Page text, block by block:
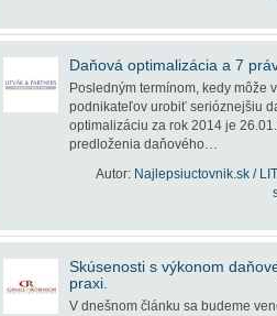
Daňová optimalizácia a 7
Posledným termínom, kedy môže
podnikateľov urobiť serióznejšiu
optimalizáciu za rok 2014 je
predloženia daňového…
Autor: Najlepsiuctovnik.sk /
Skúsenosti s výkonom
praxi.
V dnešnom článku sa budeme